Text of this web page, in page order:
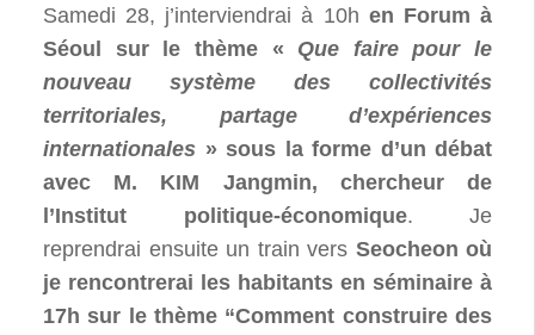
Samedi 28, j’interviendrai à 10h en Forum à
Séoul sur le thème « Que faire pour le
nouveau système des collectivités
territoriales, partage d’expériences
internationales » sous la forme d’un débat
avec M. KIM Jangmin, chercheur de
l’Institut politique-économique. Je
reprendrai ensuite un train vers Seocheon où
je rencontrerai les habitants en séminaire à
17h sur le thème “Comment construire des